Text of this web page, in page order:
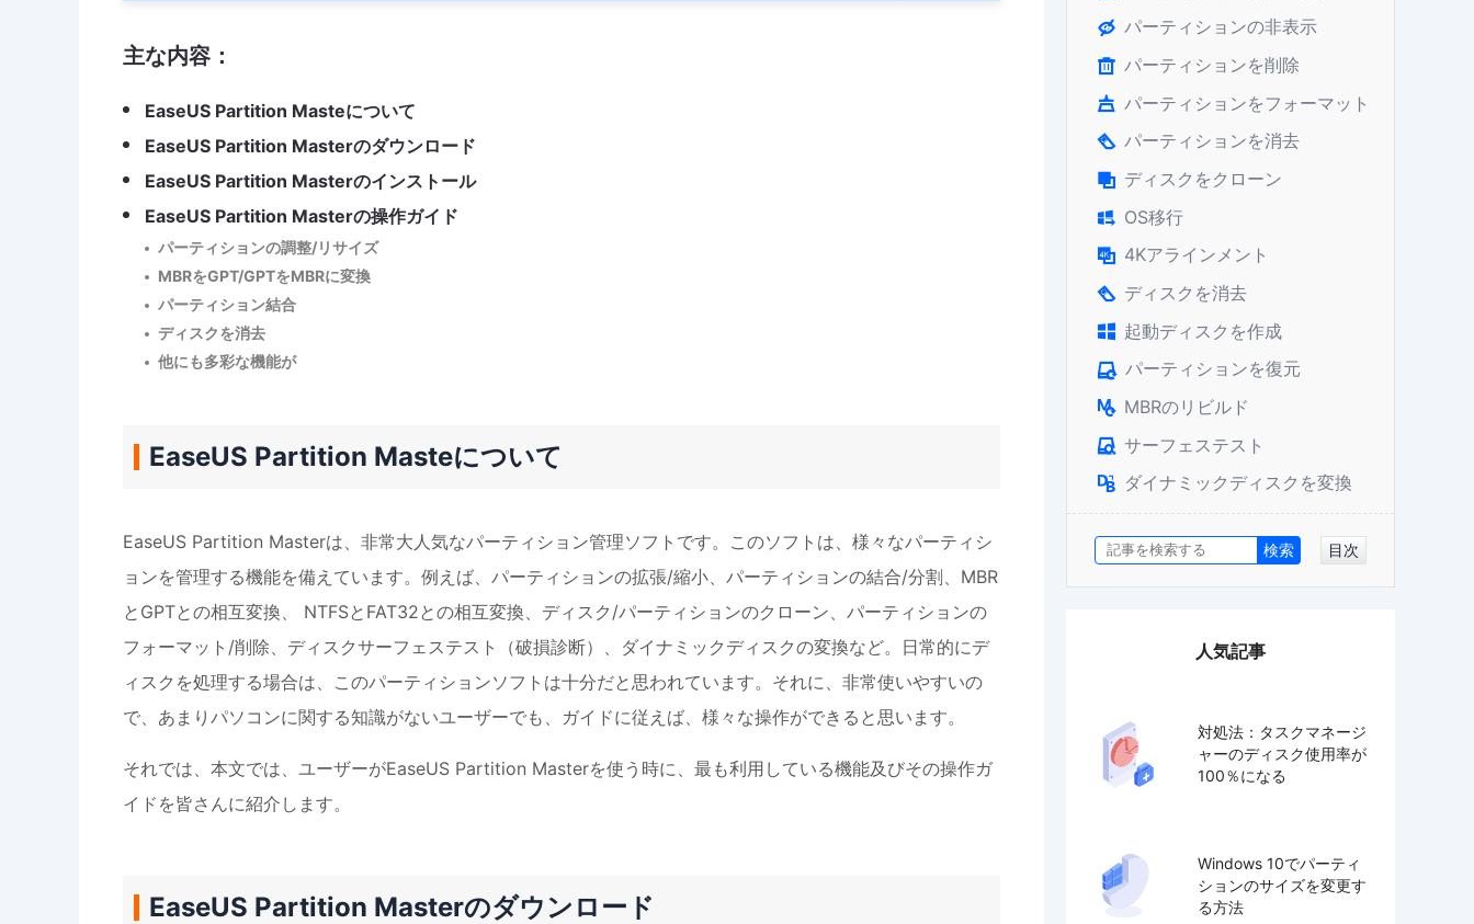
主な内容：
EaseUS Partition Masteについて
EaseUS Partition Masterのダウンロード
EaseUS Partition Masterのインストール
EaseUS Partition Masterの操作ガイド
パーティションの調整/リサイズ
MBRをGPT/GPTをMBRに変換
パーティション結合
ディスクを消去
他にも多彩な機能が
EaseUS Partition Masteについて
EaseUS Partition Masterは、非常大人気なパーティション管理ソフトです。このソフトは、様々なパーティシ
ョンを管理する機能を備えています。例えば、パーティションの拡張/縮小、パーティションの結合/分割、MBR
とGPTとの相互変換、 NTFSとFAT32との相互変換、ディスク/パーティションのクローン、パーティションの
フォーマット/削除、ディスクサーフェステスト（破損診断）、ダイナミックディスクの変換など。日常的にデ
ィスクを処理する場合は、このパーティションソフトは十分だと思われています。それに、非常使いやすいの
で、あまりパソコンに関する知識がないユーザーでも、ガイドに従えば、様々な操作ができると思います。
それでは、本文では、ユーザーがEaseUS Partition Masterを使う時に、最も利用している機能及びその操作ガ
イドを皆さんに紹介します。
EaseUS Partition Masterのダウンロード
 パーティションの非表示
 パーティションを削除
 パーティションをフォーマット
 パーティションを消去
 ディスクをクローン
 OS移行
 4Kアラインメント
 ディスクを消去
 起動ディスクを作成
 パーティションを復元
 MBRのリビルド
 サーフェステスト
 ダイナミックディスクを変換
目次
人気記事
対処法：タスクマネージ
ャーのディスク使用率が
100％になる
Windows 10でパーティ
ションのサイズを変更す
る方法